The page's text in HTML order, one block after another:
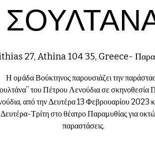
27, Athina 104 35, Greece-
Η ομάδα Βούκτηνος παρουσιάζει την
του Πέτρου Λενούδια σε σκηνοθεσία
από την Δευτέρα 13 Φεβρουαρίου 2023
Δευτέρα-Τρίτη στο θέατρο Παραμυθίας για
παραστάσεις.